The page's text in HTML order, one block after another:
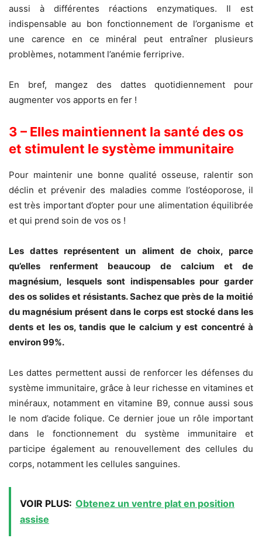
aussi à différentes réactions enzymatiques. Il est
indispensable au bon fonctionnement de l’organisme et
une carence en ce minéral peut entraîner plusieurs
problèmes, notamment l’anémie ferriprive.
En bref, mangez des dattes quotidiennement pour
augmenter vos apports en fer !
3 – Elles maintiennent la santé des os
et stimulent le système immunitaire
Pour maintenir une bonne qualité osseuse, ralentir son
déclin et prévenir des maladies comme l’ostéoporose, il
est très important d’opter pour une alimentation équilibrée
et qui prend soin de vos os !
Les dattes représentent un aliment de choix, parce
qu’elles renferment beaucoup de calcium et de
magnésium, lesquels sont indispensables pour garder
des os solides et résistants. Sachez que près de la moitié
du magnésium présent dans le corps est stocké dans les
dents et les os, tandis que le calcium y est concentré à
environ 99%.
Les dattes permettent aussi de renforcer les défenses du
système immunitaire, grâce à leur richesse en vitamines et
minéraux, notamment en vitamine B9, connue aussi sous
le nom d’acide folique. Ce dernier joue un rôle important
dans le fonctionnement du système immunitaire et
participe également au renouvellement des cellules du
corps, notamment les cellules sanguines.
VOIR PLUS: Obtenez un ventre plat en position
assise